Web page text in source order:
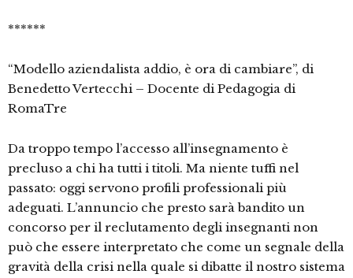
******
“Modello aziendalista addio, è ora di cambiare”, di
Benedetto Vertecchi – Docente di Pedagogia di
RomaTre
Da troppo tempo l’accesso all’insegnamento è
precluso a chi ha tutti i titoli. Ma niente tuffi nel
passato: oggi servono profili professionali più
adeguati. L’annuncio che presto sarà bandito un
concorso per il reclutamento degli insegnanti non
può che essere interpretato che come un segnale della
gravità della crisi nella quale si dibatte il nostro sistema